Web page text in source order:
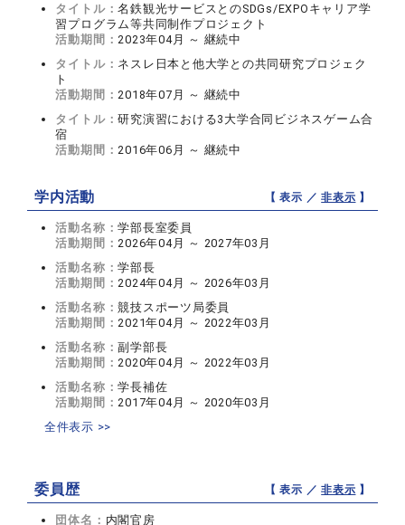
タイトル：名鉄観光サービスとのSDGs/EXPOキャリア学
習プログラム等共同制作プロジェクト
活動期間： 2023年04月 ～ 継続中
タイトル： ネスレ日本と他大学との共同研究プロジェク
ト
活動期間： 2018年07月 ～ 継続中
タイトル：研究演習における3大学合同ビジネスゲーム合
宿
活動期間： 2016年06月 ～ 継続中
学内活動 【 表示 ／非表示 】
活動名称：学部長室委員
活動期間： 2026年04月 ～ 2027年03月
活動名称：学部長
活動期間： 2024年04月 ～ 2026年03月
活動名称：競技スポーツ局委員
活動期間： 2021年04月 ～ 2022年03月
活動名称：副学部長
活動期間： 2020年04月 ～ 2022年03月
活動名称：学長補佐
活動期間： 2017年04月 ～ 2020年03月
全件表示 >>
委員歴 【 表示 ／非表示 】
団体名： 内閣官房